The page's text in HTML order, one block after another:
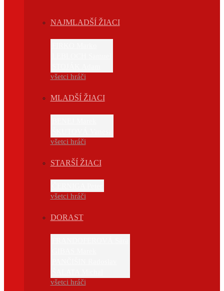
NAJMLADŠÍ ŽIACI
všetci hráči
MLADŠÍ ŽIACI
všetci hráči
STARŠÍ ŽIACI
všetci hráči
DORAST
všetci hráči